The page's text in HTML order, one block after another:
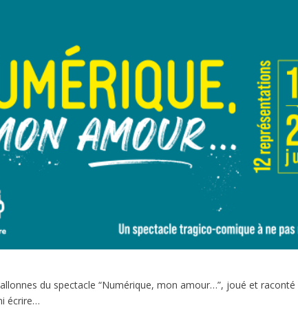
du spectacle “Numérique, mon amour…”, joué et raconté
écrire…